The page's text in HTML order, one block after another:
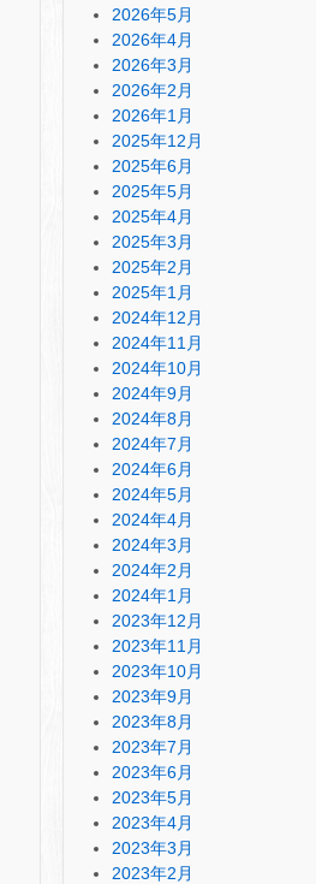
2026年5月
2026年4月
2026年3月
2026年2月
2026年1月
2025年12月
2025年6月
2025年5月
2025年4月
2025年3月
2025年2月
2025年1月
2024年12月
2024年11月
2024年10月
2024年9月
2024年8月
2024年7月
2024年6月
2024年5月
2024年4月
2024年3月
2024年2月
2024年1月
2023年12月
2023年11月
2023年10月
2023年9月
2023年8月
2023年7月
2023年6月
2023年5月
2023年4月
2023年3月
2023年2月